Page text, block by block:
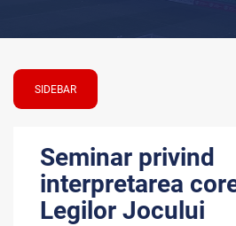
SIDEBAR
Seminar privind
interpretarea
Legilor Jocului